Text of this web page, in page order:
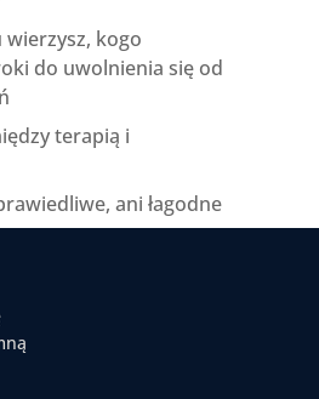
kogo
do uwolnienia się od
terapią i
ani łagodne